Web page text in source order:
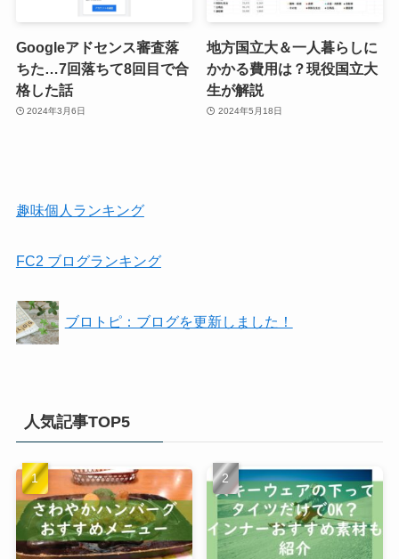
Googleアドセンス審査落
ちた…7回落ちて8回目で合
格した話
2024年3月6日
地方国立大＆一人暮らしに
かかる費用は？現役国立大
生が解説
2024年5月18日
趣味個人ランキング
FC2 ブログランキング
ブロトピ：ブログを更新しました！
人気記事TOP5